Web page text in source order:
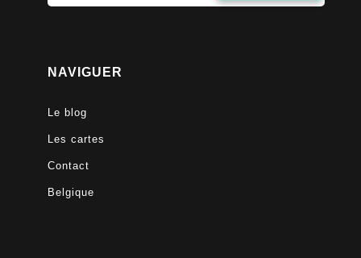
NAVIGUER
Le blog
Les cartes
Contact
Belgique